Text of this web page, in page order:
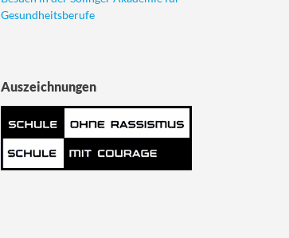
Gesundheitsberufe
Auszeichnungen